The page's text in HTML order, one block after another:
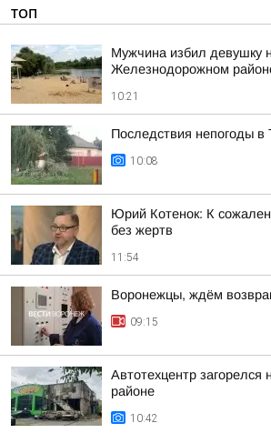
ТОП
Мужчина избил девушку
Железнодорожном
10:21
Последствия непогоды в
10:08
Юрий Котенок: К
без жертв
11:54
Воронежцы, ждём
09:15
Автотехцентр загорелся
районе
10:42